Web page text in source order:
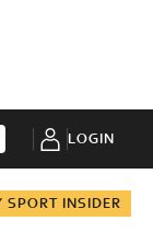
LOGIN
SPORT INSIDER